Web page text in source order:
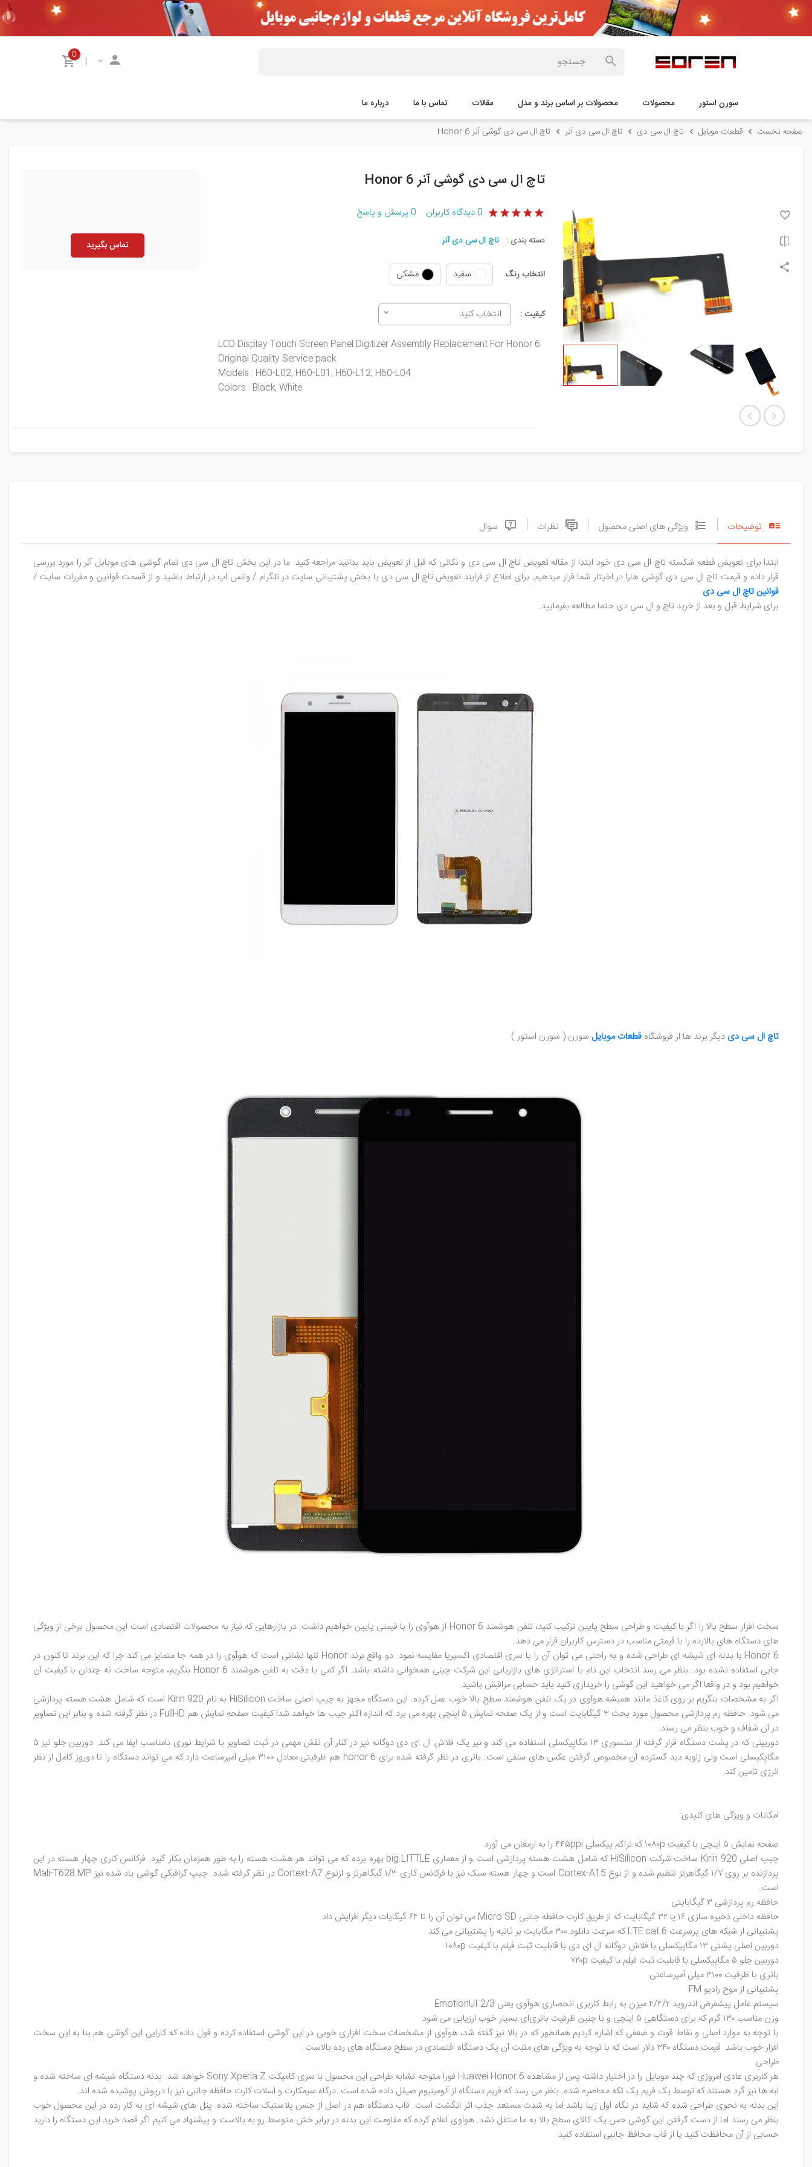
|
0
سورن استور محصولات محصولات بر اساس برند و مدل مقالات تماس با ما درباره ما
صفحه نخست قطعات موبایل تاچ ال سی دی تاچ ال سی دی آنر تاچ ال سی دی گوشی آنر Honor 6
تاچ ال سی دی گوشی آنر Honor 6
0دیدگاه کاربران 0 پرسش و پاسخ
دسته بندی : تاچ ال سی دی آنر
انتخاب رنگ سفید مشکی
کیفیت : انتخاب کنید
LCD Display Touch Screen Panel Digitizer Assembly Replacement For Honor 6
Original Quality Service pack
​Models : H60-L02, H60-L01, H60-L12, H60-L04
​Colors : Black, White
تماس بگیرید
توضیحات ویژگی های اصلی محصول نظرات سوال
ابتدا برای تعویض قطعه شکسته تاچ ال سی دی خود ابتدا از مقاله تعویض تاچ ال سی دی و نکاتی که قبل از تعویض باید بدانید مراجعه کنید. ما در این بخش تاچ ال سی دی تمام گوشی های موبایل آنر را مورد بررسی
قرار داده و قیمت تاچ ال سی دی گوشی هارا در اخیتار شما قرار میدهیم. برای اطلاع از فرایند تعویض تاچ ال سی دی با بخش پشتیبانی سایت در تلگرام / واتس اپ در ارتباط باشید و از قسمت قوانین و مقررات سایت /
قوانین تاچ ال سی دی
برای شرایط قبل و بعد از خرید تاچ و ال سی دی حتما مطالعه بفرمایید.
تاچ ال سی دی دیگر برند ها از فروشگاه قطعات موبایل سورن ( سورن استور )
سخت افزار سطح بالا را اگر با کیفیت و طراحی سطح پایین ترکیب کنید، تلفن هوشمند Honor 6 از هوآوی را با قیمتی پایین خواهیم داشت. در بازارهایی که نیاز به محصولات اقتصادی است این محصول برخی از ویژگی
های دستگاه های بالارده را با قیمتی مناسب در دسترس کاربران قرار می دهد.
Honor 6 با بدنه ای شیشه ای طراحی شده و به راحتی می توان آن را با سری اقتصادی اکسپریا مقایسه نمود. دو واقع برند Honor تنها نشانی است که هوآوی را در همه جا متمایز می کند چرا که این برند تا کنون در
جایی استفاده نشده بود. بنظر می رسد انتخاب این نام با استراتژی های بازاریابی این شرکت چینی همخوانی داشته باشد. اگر کمی با دقت به تلفن هوشمند Honor 6 بنگریم، متوجه ساخت نه چندان با کیفیت آن
خواهیم بود و در واقعا اگر می خواهید این گوشی را خریداری کنید باید حسابی مراقبش باشید.
اگر به مشخصات بنگریم بر روی کاغذ مانند همیشه هوآوی در یک تلفن هوشمند سطح بالا خوب عمل کرده. این دستگاه مجهز به چیپ اصلی ساخت HiSilicon به نام Kirin 920 است که شامل هشت هسته پردازشی
می شود. حافظه رم پردازشی محصول مورد بحث ۳ گیگابایت است و از یک صفحه نمایش ۵ اینچی بهره می برد که اندازه اکثر جیب ها خواهد شد! کیفیت صفحه نمایش هم FullHD در نظر گرفته شده و بنابر این تصاویر
در آن شفاف و خوب بنظر می رسند.
دوربینی که در پشت دستگاه قرار گرفته از سنسوری ۱۳ مگاپیکسلی استفاده می کند و نیز یک فلاش ال ای دی دوگانه نیز در کنار آن نقش مهمی در ثبت تصاویر با شرایط نوری نامناسب ایفا می کند. دوربین جلو نیز ۵
مگاپکیسلی است ولی زاویه دید گسترده آن مخصوص گرفتن عکس های سلفی است. باتری در نظر گرفته شده برای honor 6 هم ظرفیتی معادل ۳۱۰۰ میلی آمپرساعت دارد که می تواند دستگاه را تا دوروز کامل از نظر
انرژی تامین کند.
امکانات و ویژگی های کلیدی:
صفحه نمایش ۵ اینچی با کیفیت ۱۰۸۰p که تراکم پیکسلی ۴۴۵ppi را به ارمغان می آورد
چیپ اصلی Kirin 920 ساخت شرکت HiSilicon که شامل هشت هسته پردازشی است و از معماری big.LITTLE بهره برده که می تواند هر هشت هسته را به طور همزمان بکار گیرد. فرکانس کاری چهار هسته در این
پردازنده بر روی ۱/۷ گیگاهرتز تنظیم شده و از نوع Cortex-A15 است و چهار هسته سبک نیز با فرکانس کاری ۱/۳ گیگاهرتز و ازنوع Cortext-A7 در نظر گرفته شده. چیپ گرافیکی گوشی یاد شده نیز Mali-T628 MP
است.
حافظه رم پردازشی ۳ گیگابایتی
حافظه داخلی ذخیره سازی ۱۶ یا ۳۲ گیگابایت که از طریق کارت حافظه جانبی Micro SD می توان آن را تا ۶۴ گیگایات دیگر افزایش داد
پشتیبانی از شبکه های پرسرعت LTE cat.6 که سرعت دانلود ۳۰۰ مگابایت بر ثانیه را پشتیبانی می کند
دوربین اصلی پشتی ۱۳ مگاپیکسلی با فلاش دوگانه ال ای دی با قابلیت ثبت فیلم با کیفیت ۱۰۸۰p
دوربین جلو ۵ مگاپیکسلی با قابلیت ثبت فیلم با کیفیت ۷۲۰p
باتری با ظرفیت ۳۱۰۰ میلی آمپرساعتی
پشتیبانی از موج رادیو FM
سیستم عامل پیشفرض اندروید ۴/۴/۲ میزن به رابط کاربری انحصاری هوآوی یعنی EmotionUI 2/3
وزن مناسب ۱۳۰ گرم که برای دستگاهی ۵ اینچی و با چنین ظرفیت باتری‌ای بسیار خوب ارزیابی می شود
با توجه به موارد اصلی و نقاط قوت و ضعفی که اشاره کردیم همانطور که در بالا نیز گفته شد، هوآوی از مشخصات سخت افزاری خوبی در این گوشی استفاده کرده و قول داده که کارایی این گوشی هم بنا به این سخت
افزار خوب باشد. قیمت دستگاه ۳۴۰ دلار است که با توجه به ویژگی های مثبت آن یک دستگاه اقتصادی در سطح دستگاه های رده بالاست.
طراحی
هر کاربری عادی امروزی که چند موبایل را در اختیار داشته پس از مشاهده Huawei Honor 6 فورا متوجه تشابه طراحی این محصول با سری کامپکت Sony Xperia Z خواهد شد. بدنه دستگاه شیشه ای ساخته شده و
لبه ها نیز گرد هستند که توسط یک فریم یک تکه محاصره شده. بنظر می رسد که فریم دستگاه از آلومینیوم صیقل داده شده است. درگاه سیمکارت و اسلات کارت حافظه جانبی نیز با درپوش پوشیده شده اند.
این بدنه به نحوی طراحی شده که شاید در نگاه اول زیبا باشد اما به شدت مستعد جذب اثر انگشت است. قاب دستگاه هم در اصل از جنس پلاستیک ساخته شده. پنل های شیشه ای به کار رده در این محصول خوب
بنظر می رسند اما از دست گرفتن این گوشی حس یک کالای سطح بالا به ما منتقل نشد. هوآوی اعلام کرده که مقاومت این بدنه در برابر خش متوسط رو به بالاست و پیشنهاد می کنیم اگر قصد خرید این دستگاه را دارید
حسابی از آن محافظت کنید یا از قاب محافظ جانبی استفاده کنید.